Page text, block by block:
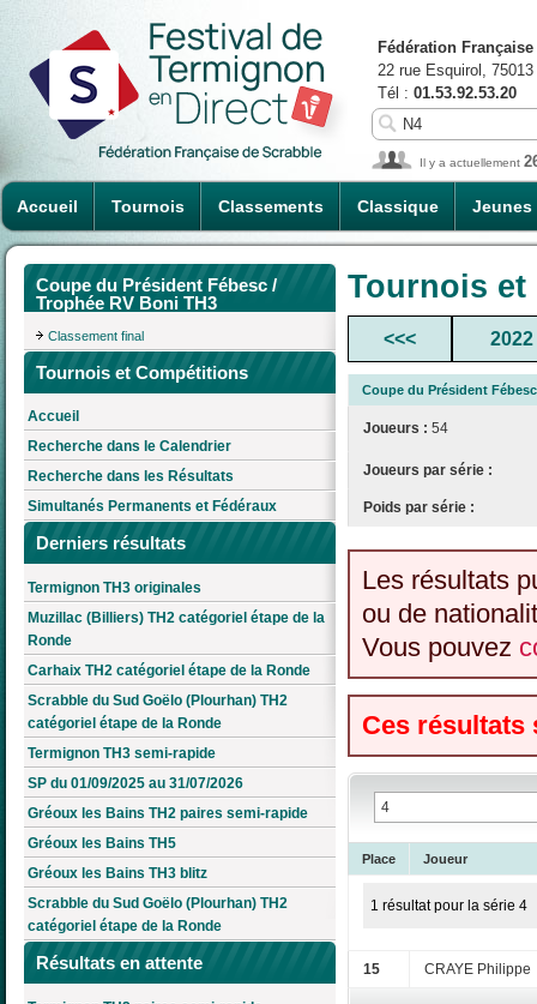
Accueil Tournois Classements Classique Jeunes
Fédération
22 rue Esquirol,
Tél : 01.53.92.53.20
Il y a actuellement
Coupe du Président Fébesc /
Trophée RV Boni TH3
Classement final
Tournois et Compétitions
Accueil
Recherche dans le Calendrier
Recherche dans les Résultats
Simultanés Permanents et Fédéraux
Derniers résultats
Termignon TH3 originales
Muzillac (Billiers) TH2 catégoriel étape de la
Ronde
Carhaix TH2 catégoriel étape de la Ronde
Scrabble du Sud Goëlo (Plourhan) TH2
catégoriel étape de la Ronde
Termignon TH3 semi-rapide
SP du 01/09/2025 au 31/07/2026
Gréoux les Bains TH2 paires semi-rapide
Gréoux les Bains TH5
Gréoux les Bains TH3 blitz
Scrabble du Sud Goëlo (Plourhan) TH2
catégoriel étape de la Ronde
Résultats en attente
Tournois
<<< 2022
Coupe du Président
Joueurs : 54
Joueurs par série :
Poids par série :
Les résultats
ou de
Vous pouvez
Ces résultats
Place Joueur
1 résultat pour la série 4
15 CRAYE Philippe